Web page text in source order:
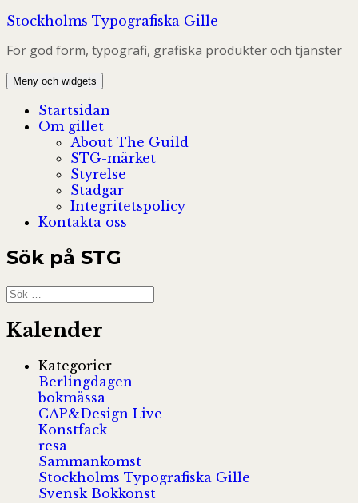
Hoppa
innehåll
Stockholms Typografiska Gille
För god form, typografi, grafiska produkter och tjänster
Meny och widgets
Startsidan
Om gillet
About The Guild
STG-märket
Styrelse
Stadgar
Integritetspolicy
Kontakta oss
Sök på STG
Sök
efter:
Kalender
Kategorier
Berlingdagen
bokmässa
CAP&Design Live
Konstfack
resa
Sammankomst
Stockholms Typografiska Gille
Svensk Bokkonst